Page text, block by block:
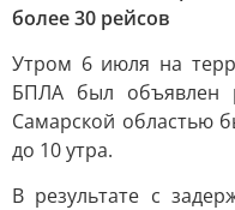
более 30 рейсов
Утром 6 июля на
БПЛА был
Самарской областью
до 10 утра.
В результате с